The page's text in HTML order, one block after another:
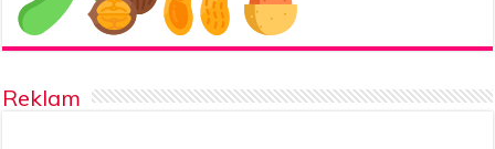
Reklam